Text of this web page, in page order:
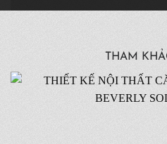
THAM